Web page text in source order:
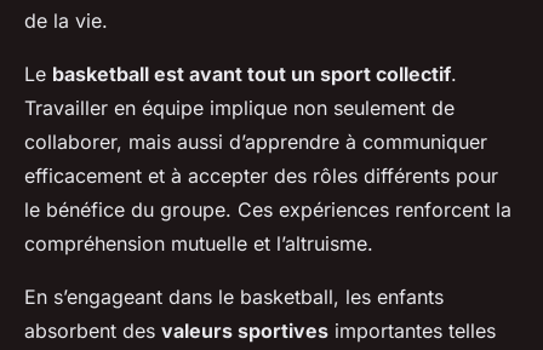
de la vie.
Le basketball est avant tout un sport collectif.
Travailler en équipe implique non seulement de
collaborer, mais aussi d’apprendre à communiquer
efficacement et à accepter des rôles différents pour
le bénéfice du groupe. Ces expériences renforcent la
compréhension mutuelle et l’altruisme.
En s’engageant dans le basketball, les enfants
absorbent des valeurs sportives importantes telles